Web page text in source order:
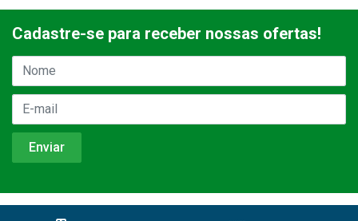
Cadastre-se para receber nossas ofertas!